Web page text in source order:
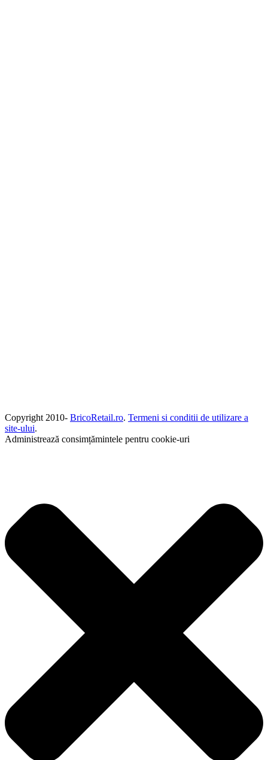
Copyright 2010- BricoRetail.ro. Termeni si conditii de utilizare a
site-ului.
Administrează consimțămintele pentru cookie-uri